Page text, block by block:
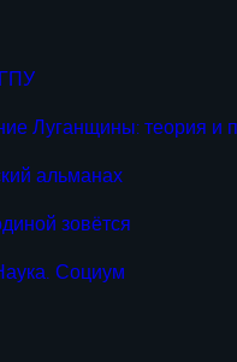
Луганщины: теория и
альманах
зовётся
Социум